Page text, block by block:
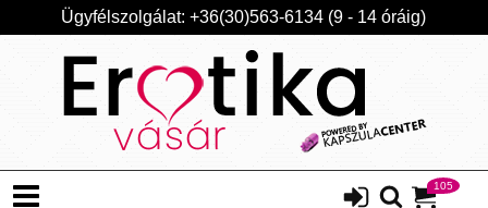
Ügyfélszolgálat: +36(30)563-6134 (9 - 14 óráig)
105